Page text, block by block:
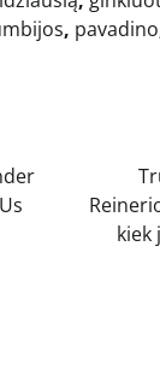
, pavadino
kiek